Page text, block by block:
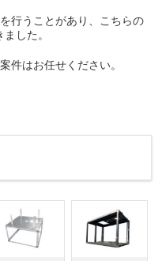
行うことがあり、こちらの
した。
件はお任せください。